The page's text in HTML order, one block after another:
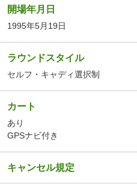
開場年月日
1995年5月19日
ラウンドスタイル
セルフ・キャディ選択制
カート
あり
GPSナビ付き
キャンセル規定